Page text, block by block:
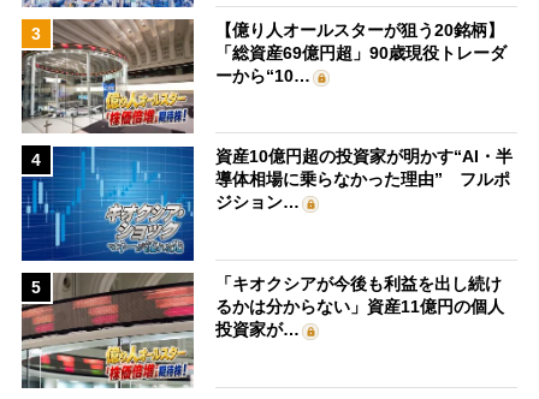
3
【億り人オールスターが狙う20銘柄】
「総資産69億円超」90歳現役トレーダ
ーから“10…
4
資産10億円超の投資家が明かす“AI・半
導体相場に乗らなかった理由” フルポ
ジション…
5
「キオクシアが今後も利益を出し続け
るかは分からない」資産11億円の個人
投資家が…